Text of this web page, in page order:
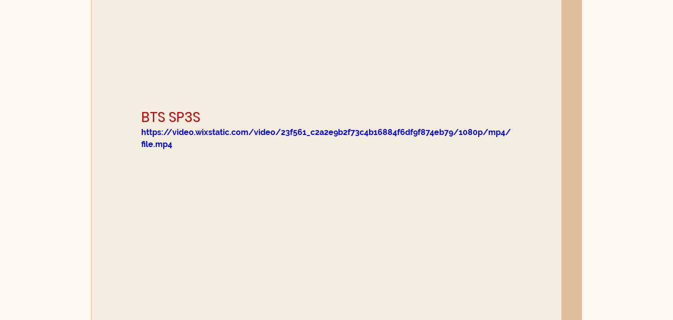
BTS SP3S
https://video.wixstatic.com/video/23f561_c2a2e9b2f73c4b16884f6df9f874eb79/1080p/mp4/
file.mp4